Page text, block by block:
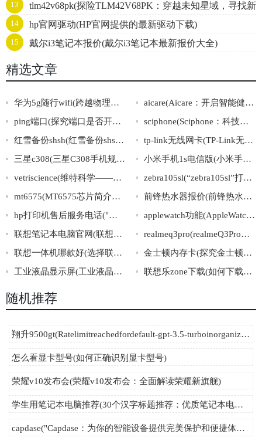
13
tlm42v68pk(探险TLM42V68PK：穿越未知星域，寻找新
文明。)
14 hp官网驱动(HP官网提供的最新驱动下载)
15 戴尔i3笔记本报价(戴尔i3笔记本最新报价大全)
精选文章
华为5g随行wifi(跨越物理空间，随时畅享5G网络：华为随行WiFi)
aicare(Aicare：开启智能健康护航，呵护您的身心健康)
ping端口(探究端口是否开放的两种方法)
sciphone(Sciphone：科技前沿的不断突破与创新)
红雪备份shsh(红雪备份shsh：你的设备重要保护)
tp-link无线网卡(TP-Link无线网卡：快速稳定、轻松畅享无线网络)
三星c308(三星C308手机规格及价格分析)
小米手机1s电信版(小米手机1s电信版：通信更畅享，一键轻松快捷)
vetriscience(维特科学——宠物健康解决方案)
zebra105sl(“zebra105sl”打印机的出色表现及应用广泛性简介)
mt6575(MT6575芯片简介及其应用领域解析)
前锋热水器报价(前锋热水器价格大公开，新款型号特价优惠！)
hp打印机售后服务电话("解决hp打印机问题？拨打售后服务电话立即获得帮助！")
applewatch功能(AppleWatch的功能介绍及使用攻略推荐)
联想笔记本电脑官网(联想笔记本电脑官网：轻松选购，畅享高效生活)
realmeq3pro(realmeQ3Pro：一款性能卓越的高性价比5G手机)
联想一体机哪款好(选择联想一体机的技巧与推荐)
金士顿内存卡(探究金士顿内存卡的优势与劣势)
工业液晶显示屏(工业液晶显示屏：高可靠性产品应用广泛)
联想乐zone下载(如何下载联想乐zone？)
随机推荐
翔升9500gt(Ratelimitreachedfordefault-gpt-3.5-turboinorganizationorg-kQtPz8nxKcCoG
怎么看显卡型号(如何正确识别显卡型号)
荣耀v10发布会(荣耀v10发布会：全面解读荣耀新旗舰)
学生用笔记本电脑推荐(30个汉字标题推荐：优质笔记本电脑推荐，满足学生学习和娱乐需要！)
capdase("Capdase：为你的智能设备提供完美保护和便捷体验")